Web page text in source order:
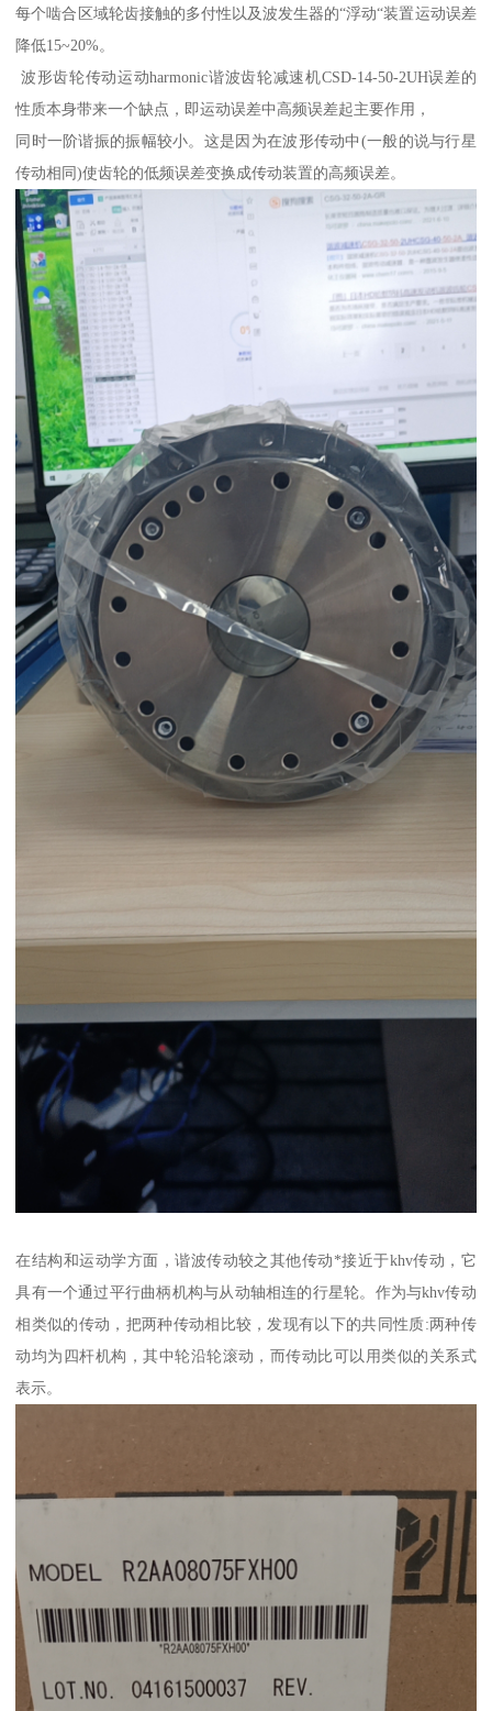
每个啮合区域轮齿接触的多付性以及波发生器的“浮动“装置运动误差
降低15~20%。
波形齿轮传动运动harmonic谐波齿轮减速机CSD-14-50-2UH误差的
性质本身带来一个缺点，即运动误差中高频误差起主要作用，
同时一阶谐振的振幅较小。这是因为在波形传动中(一般的说与行星
传动相同)使齿轮的低频误差变换成传动装置的高频误差。
在结构和运动学方面，谐波传动较之其他传动*接近于khv传动，它
具有一个通过平行曲柄机构与从动轴相连的行星轮。作为与khv传动
相类似的传动，把两种传动相比较，发现有以下的共同性质:两种传
动均为四杆机构，其中轮沿轮滚动，而传动比可以用类似的关系式
表示。